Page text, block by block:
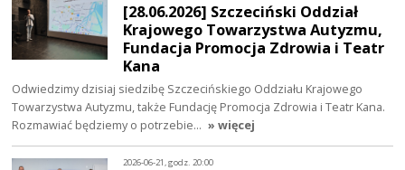
[28.06.2026] Szczeciński Oddział
Krajowego Towarzystwa Autyzmu,
Fundacja Promocja Zdrowia i Teatr
Kana
Odwiedzimy dzisiaj siedzibę Szczecińskiego Oddziału Krajowego
Towarzystwa Autyzmu, także Fundację Promocja Zdrowia i Teatr Kana.
Rozmawiać będziemy o potrzebie… » więcej
2026-06-21, godz. 20:00